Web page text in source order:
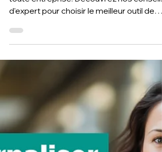
12 avr. 2024 3 min de lecture
Comment choisir son outil de
gestion de la paie ? Conseils
d'expert
toute entreprise. Découvrez nos conseils
d'expert pour choisir le meilleur outil de
gestion de la pa